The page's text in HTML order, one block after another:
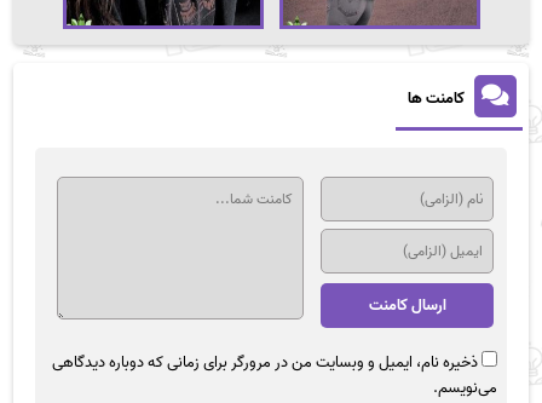
کامنت ها
ذخیره نام، ایمیل و وبسایت من در مرورگر برای زمانی که دوباره دیدگاهی
می‌نویسم.